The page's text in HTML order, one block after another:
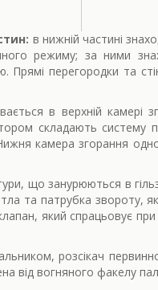
в нижній частині
режиму; за ними
Прямі перегородки та
в верхній камері
складають систему
камера згорання
що занурюються в
та патрубка звороту,
який спрацьовує
розсікач
від вогняного факелу